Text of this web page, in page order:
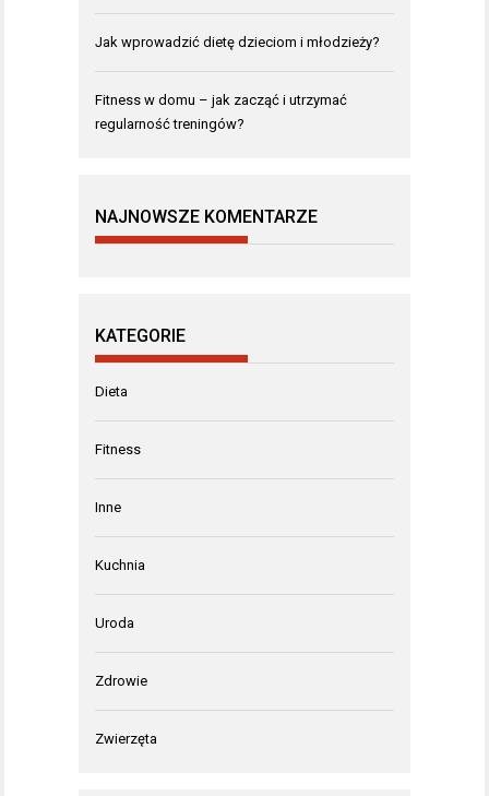
Jak wprowadzić dietę dzieciom i młodzieży?
Fitness w domu – jak zacząć i utrzymać
regularność treningów?
NAJNOWSZE KOMENTARZE
KATEGORIE
Dieta
Fitness
Inne
Kuchnia
Uroda
Zdrowie
Zwierzęta